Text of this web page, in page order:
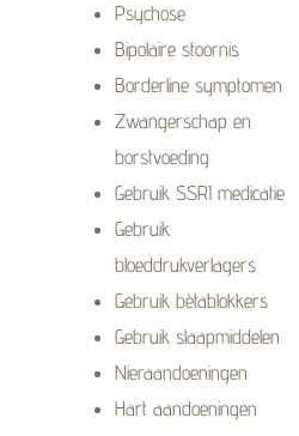
Psychose
Bipolaire stoornis
Borderline symptomen
Zwangerschap en
borstvoeding
Gebruik SSRI medicatie
Gebruik
bloeddrukverlagers
Gebruik bètablokkers
Gebruik slaapmiddelen
Nieraandoeningen
Hart aandoeningen